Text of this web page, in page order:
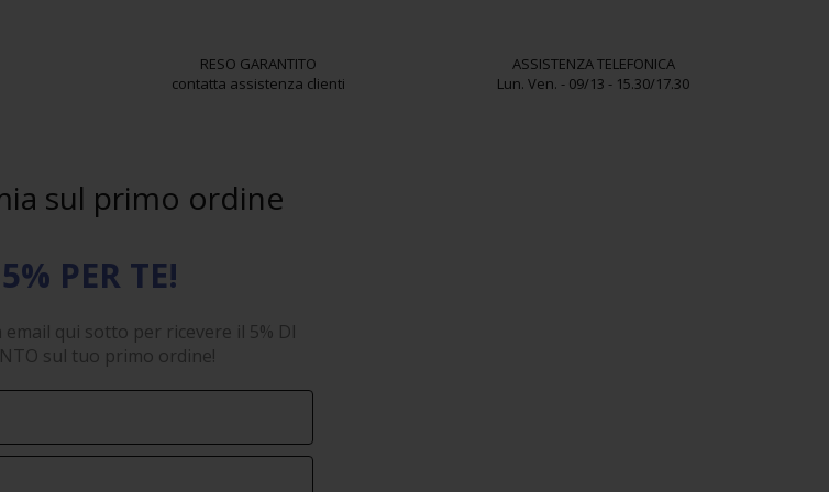
RESO GARANTITO
contatta assistenza clienti
ASSISTENZA TELEFONICA
Lun. Ven. - 09/13 - 15.30/17.30
sul primo ordine
5% PER TE!
email qui sotto per ricevere il 5% DI
sul tuo primo ordine!